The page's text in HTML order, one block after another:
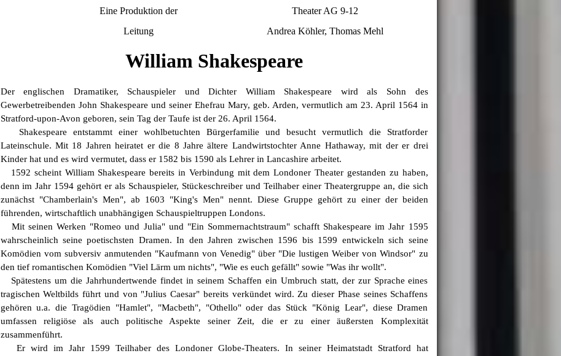
Eine Produktion der
Theater AG 9-12
Leitung
Andrea Köhler, Thomas Mehl
William Shakespeare
Der englischen Dramatiker, Schauspieler und Dichter William Shakespeare wird als Sohn des
Gewerbetreibenden John Shakespeare und seiner Ehefrau Mary, geb. Arden, vermutlich am 23. April 1564 in
Stratford-upon-Avon geboren, sein Tag der Taufe ist der 26. April 1564.
Shakespeare entstammt einer wohlbetuchten Bürgerfamilie und besucht vermutlich die Stratforder
Lateinschule. Mit 18 Jahren heiratet er die 8 Jahre ältere Landwirtstochter Anne Hathaway, mit der er drei
Kinder hat und es wird vermutet, dass er 1582 bis 1590 als Lehrer in Lancashire arbeitet.
1592 scheint William Shakespeare bereits in Verbindung mit dem Londoner Theater gestanden zu haben,
denn im Jahr 1594 gehört er als Schauspieler, Stückeschreiber und Teilhaber einer Theatergruppe an, die sich
zunächst "Chamberlain's Men", ab 1603 "King's Men" nennt. Diese Gruppe gehört zu einer der beiden
führenden, wirtschaftlich unabhängigen Schauspieltruppen Londons.
Mit seinen Werken "Romeo und Julia" und "Ein Sommernachtstraum" schafft Shakespeare im Jahr 1595
wahrscheinlich seine poetischsten Dramen. In den Jahren zwischen 1596 bis 1599 entwickeln sich seine
Komödien vom subversiv anmutenden "Kaufmann von Venedig" über "Die lustigen Weiber von Windsor" zu
den tief romantischen Komödien "Viel Lärm um nichts", "Wie es euch gefällt" sowie "Was ihr wollt".
Spätestens um die Jahrhundertwende findet in seinem Schaffen ein Umbruch statt, der zur Sprache eines
tragischen Weltbilds führt und von "Julius Caesar" bereits verkündet wird. Zu dieser Phase seines Schaffens
gehören u.a. die Tragödien "Hamlet", "Macbeth", "Othello" oder das Stück "König Lear", diese Dramen
umfassen religiöse als auch politische Aspekte seiner Zeit, die er zu einer äußersten Komplexität
zusammenführt.
Er wird im Jahr 1599 Teilhaber des Londoner Globe-Theaters. In seiner Heimatstadt Stratford hat